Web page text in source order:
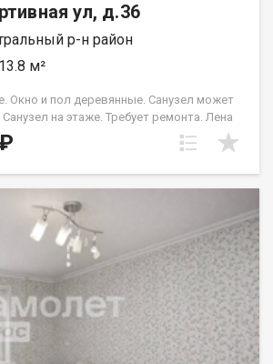
ул, д.36
р-н район
м²
Окно и пол деревянные. Санузел может
на этаже. Требует ремонта. Лена